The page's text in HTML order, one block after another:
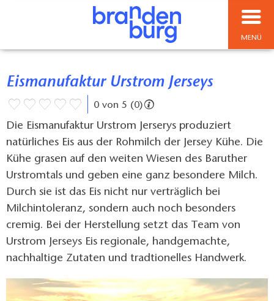
MENÜ
Eismanufaktur Urstrom Jerseys
0 von 5 (0)
Die Eismanufaktur Urstrom Jerserys produziert
natürliches Eis aus der Rohmilch der Jersey Kühe. Die
Kühe grasen auf den weiten Wiesen des Baruther
Urstromtals und geben eine ganz besondere Milch.
Durch sie ist das Eis nicht nur verträglich bei
Milchintoleranz, sondern auch noch besonders
cremig. Bei der Herstellung setzt das Team von
Urstrom Jerseys Eis regionale, handgemachte,
nachhaltige Zutaten und tradtionelles Handwerk.